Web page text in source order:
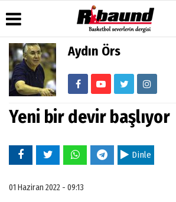
Üye Paneli
Haber
Arşivi
Gazete
Arşivi
Hava
Durumu
Manşetleri
Anketler
Biyografiler
Köşe
Yazarları
Foto
Aydın Örs
Yeni bir devir başlıyor
Dinle
01 Haziran 2022 - 09:13